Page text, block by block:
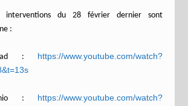
interventions du 28 février dernier sont
:
: https://www.youtube.com/watch?
: https://www.youtube.com/watch?